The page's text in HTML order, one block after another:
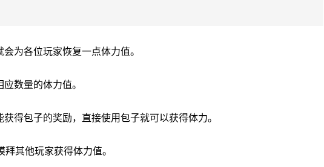
为各位玩家恢复一点体力值。
数量的体力值。
得包子的奖励，直接使用包子就可以获得体力。
其他玩家获得体力值。